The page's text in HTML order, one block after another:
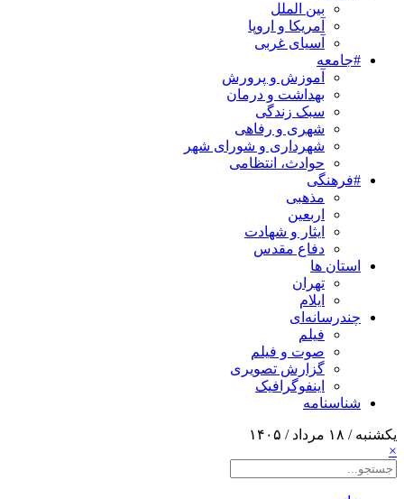
بین الملل
آمریکا و اروپا
آسیای غربی
#جامعه
آموزش و پرورش
بهداشت و درمان
سبک زندگی
شهری و رفاهی
شهرداری و شورای شهر
حوادث، انتظامی
#فرهنگی
مذهبی
اربعین
ایثار و شهادت
دفاع مقدس
استان ها
تهران
ایلام
چندرسانه‌ای
فیلم
صوت و فیلم
گزارش تصویری
اینفوگرافیک
شناسنامه
یکشنبه / ۱۸ مرداد / ۱۴۰۵
×